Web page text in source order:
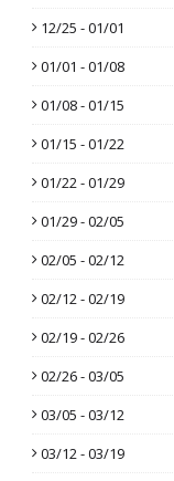
12/25 - 01/01
01/01 - 01/08
01/08 - 01/15
01/15 - 01/22
01/22 - 01/29
01/29 - 02/05
02/05 - 02/12
02/12 - 02/19
02/19 - 02/26
02/26 - 03/05
03/05 - 03/12
03/12 - 03/19